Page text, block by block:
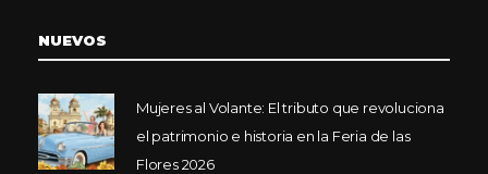
NUEVOS
Mujeres al Volante: El tributo que revoluciona
el patrimonio e historia en la Feria de las
Flores 2026